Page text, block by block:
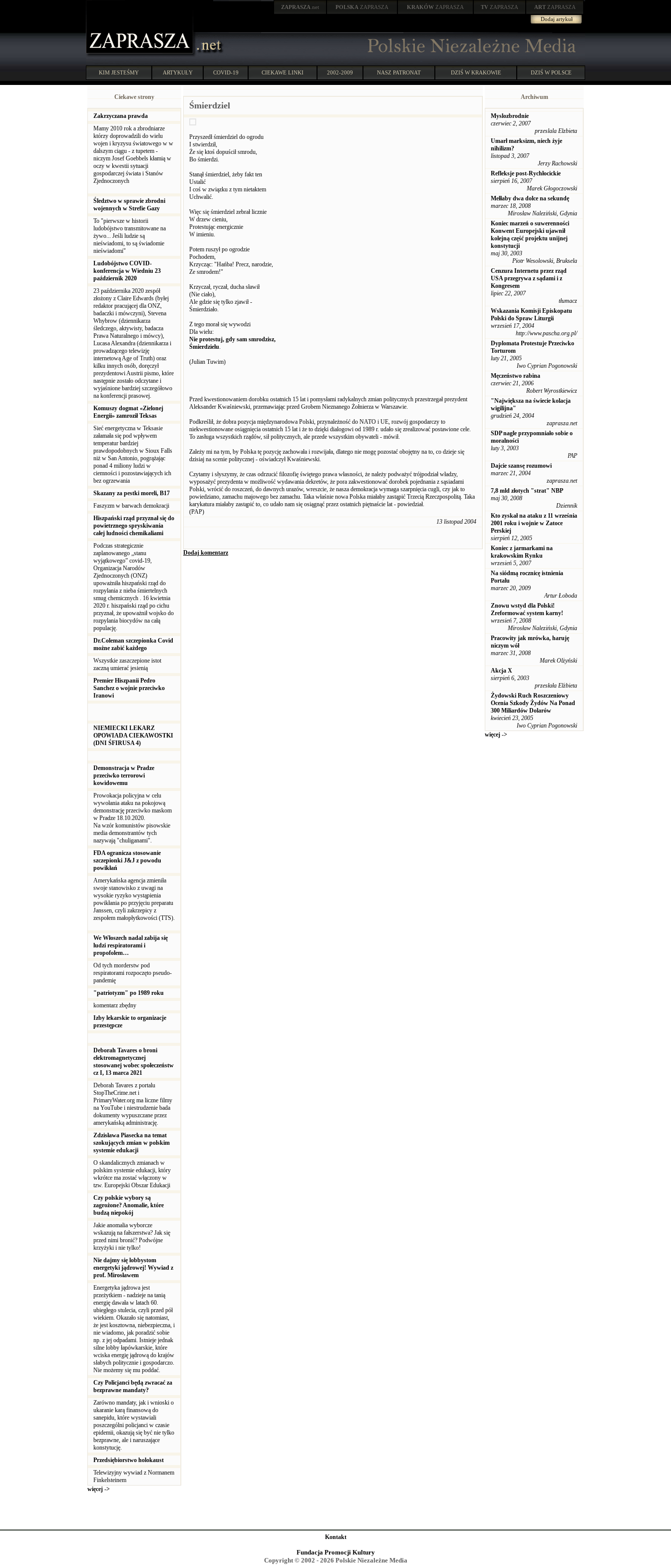
ZAPRASZA .net POLSKA ZAPRASZA KRAKÓW ZAPRASZA TV ZAPRASZA ART ZAPRASZA
Dodaj artykuł
KIM JESTEŚMY ARTYKUŁY COVID-19 CIEKAWE LINKI 2002-2009 NASZ PATRONAT DZIŚ W KRAKOWIE DZIŚ W POLSCE
Ciekawe strony
Zakrzyczana prawda
Mamy 2010 rok a zbrodniarze
którzy doprowadzili do wielu
wojen i kryzysu światowego w w
dalszym ciągu - z tupetem -
niczym Josef Goebbels kłamią w
oczy w kwestii sytuacji
gospodarczej świata i Stanów
Zjednoczonych
Śledztwo w sprawie zbrodni
wojennych w Strefie Gazy
To "pierwsze w historii
ludobójstwo transmitowane na
żywo... Jeśli ludzie są
nieświadomi, to są świadomie
nieświadomi"
Ludobójstwo COVID-
konferencja w Wiedniu 23
październik 2020
23 października 2020 zespół
złożony z Claire Edwards (byłej
redaktor pracującej dla ONZ,
badaczki i mówczyni), Stevena
Whybrow (dziennikarza
śledczego, aktywisty, badacza
Prawa Naturalnego i mówcy),
Lucasa Alexandra (dziennikarza i
prowadzącego telewizję
internetową Age of Truth) oraz
kilku innych osób, doręczył
prezydentowi Austrii pismo, które
następnie zostało odczytane i
wyjaśnione bardziej szczegółowo
na konferencji prasowej.
Komuszy dogmat «Zielonej
Energii» zamroził Teksas
Sieć energetyczna w Teksasie
załamała się pod wpływem
temperatur bardziej
prawdopodobnych w Sioux Falls
niż w San Antonio, pogrążając
ponad 4 miliony ludzi w
ciemności i pozostawiających ich
bez ogrzewania
Skazany za pestki moreli, B17
Faszyzm w barwach demokracji
Hiszpański rząd przyznał się do
powietrznego spryskiwania
całej ludności chemikaliami
Podczas strategicznie
zaplanowanego „stanu
wyjątkowego” covid-19,
Organizacja Narodów
Zjednoczonych (ONZ)
upoważniła hiszpański rząd do
rozpylania z nieba śmiertelnych
smug chemicznych . 16 kwietnia
2020 r. hiszpański rząd po cichu
przyznał, że upoważnił wojsko do
rozpylania biocydów na całą
populację.
Dr.Coleman szczepionka Covid
możne zabić każdego
Wszystkie zaszczepione istot
zaczną umierać jesienią
Premier Hiszpanii Pedro
Sanchez o wojnie przeciwko
Iranowi
NIEMIECKI LEKARZ
OPOWIADA CIEKAWOSTKI
(DNI ŚFIRUSA 4)
Demonstracja w Pradze
przeciwko terrorowi
kowidowemu
Prowokacja policyjna w celu
wywołania ataku na pokojową
demonstrację przeciwko maskom
w Pradze 18.10.2020.
Na wzór komunistów pisowskie
media demonstrantów tych
nazywają "chuliganami".
FDA ogranicza stosowanie
szczepionki J&J z powodu
powikłań
Amerykańska agencja zmieniła
swoje stanowisko z uwagi na
wysokie ryzyko wystąpienia
powikłania po przyjęciu preparatu
Janssen, czyli zakrzepicy z
zespołem małopłytkowości (TTS).
We Włoszech nadal zabija się
ludzi respiratorami i
propofolem…
Od tych morderstw pod
respiratorami rozpoczęto pseudo-
pandemię
"patriotyzm" po 1989 roku
komentarz zbędny
Izby lekarskie to organizacje
przestępcze
Deborah Tavares o broni
elektromagnetycznej
stosowanej wobec społeczeństw
cz I, 13 marca 2021
Deborah Tavares z portalu
StopTheCrime.net i
PrimaryWater.org ma liczne filmy
na YouTube i niestrudzenie bada
dokumenty wypuszczane przez
amerykańską administrację.
Zdzisława Piasecka na temat
szokujących zmian w polskim
systemie edukacji
O skandalicznych zmianach w
polskim systemie edukacji, który
wkrótce ma zostać włączony w
tzw. Europejski Obszar Edukacji
Czy polskie wybory są
zagrożone? Anomalie, które
budzą niepokój
Jakie anomalia wyborcze
wskazują na fałszerstwa? Jak się
przed nimi bronić? Podwójne
krzyżyki i nie tylko!
Nie dajmy się lobbystom
energetyki jądrowej! Wywiad z
prof. Mirosławem
Energetyka jądrowa jest
przeżytkiem - nadzieje na tanią
energię dawała w latach 60.
ubiegłego stulecia, czyli przed pół
wiekiem. Okazało się natomiast,
że jest kosztowna, niebezpieczna, i
nie wiadomo, jak poradzić sobie
np. z jej odpadami. Istnieje jednak
silne lobby łapówkarskie, które
wciska energię jądrową do krajów
słabych politycznie i gospodarczo.
Nie możemy się mu poddać.
Czy Policjanci będą zwracać za
bezprawne mandaty?
Zarówno mandaty, jak i wnioski o
ukaranie karą finansową do
sanepidu, które wystawiali
poszczególni policjanci w czasie
epidemii, okazują się być nie tylko
bezprawne, ale i naruszające
konstytucję.
Przedsiębiorstwo holokaust
Telewizyjny wywiad z Normanem
Finkelsteinem
więcej ->
Śmierdziel
Przyszedł śmierdziel do ogrodu
I stwierdził,
Że się ktoś dopuścił smrodu,
Bo śmierdzi.
Stanął śmierdziel, żeby fakt ten
Ustalić
I coś w związku z tym nietaktem
Uchwalić.
Więc się śmierdziel zebrał licznie
W drzew cieniu,
Protestując energicznie
W imieniu.
Potem ruszył po ogrodzie
Pochodem,
Krzycząc: "Hańba! Precz, narodzie,
Ze smrodem!"
Krzyczał, ryczał, ducha sławił
(Nie ciało),
Ale gdzie się tylko zjawił -
Śmierdziało.
Z tego morał się wywodzi
Dla wielu:
Nie protestuj, gdy sam smrodzisz,
Śmierdzielu.
(Julian Tuwim)
Przed kwestionowaniem dorobku ostatnich 15 lat i pomysłami radykalnych zmian politycznych przestrzegał prezydent
Aleksander Kwaśniewski, przemawiając przed Grobem Nieznanego Żołnierza w Warszawie.
Podkreślił, że dobra pozycja międzynarodowa Polski, przynależność do NATO i UE, rozwój gospodarczy to
niekwestionowane osiągnięcia ostatnich 15 lat i że to dzięki dialogowi od 1989 r. udało się zrealizować postawione cele.
To zasługa wszystkich rządów, sił politycznych, ale przede wszystkim obywateli - mówił.
Zależy mi na tym, by Polska tę pozycję zachowała i rozwijała, dlatego nie mogę pozostać obojętny na to, co dzieje się
dzisiaj na scenie politycznej - oświadczył Kwaśniewski.
Czytamy i słyszymy, że czas odrzucić filozofię świętego prawa własności, że należy podważyć trójpodział władzy,
wyposażyć prezydenta w możliwość wydawania dekretów, że pora zakwestionować dorobek pojednania z sąsiadami
Polski, wrócić do roszczeń, do dawnych urazów, wreszcie, że nasza demokracja wymaga szarpnięcia cugli, czy jak to
powiedziano, zamachu majowego bez zamachu. Taka właśnie nowa Polska miałaby zastąpić Trzecią Rzeczpospolitą. Taka
karykatura miałaby zastąpić to, co udało nam się osiągnąć przez ostatnich piętnaście lat - powiedział.
(PAP)
13 listopad 2004
Dodaj komentarz
Archiwum
Myslozbrodnie
czerwiec 2, 2007
przeslala Elzbieta
Umarł marksizm, niech żyje
nihilizm?
listopad 3, 2007
Jerzy Rachowski
Refleksje post-Rychłocickie
sierpień 16, 2007
Marek Głogoczowski
Mełłaby dwa dolce na sekundę
marzec 18, 2008
Mirosław Naleziński, Gdynia
Koniec marzeń o suwerenności
Konwent Europejski ujawnił
kolejną część projektu unijnej
konstytucji
maj 30, 2003
Piotr Wesolowski, Bruksela
Cenzura Internetu przez rząd
USA przegrywa z sądami i z
Kongresem
lipiec 22, 2007
tłumacz
Wskazania Komisji Episkopatu
Polski do Spraw Liturgii
wrzesień 17, 2004
http://www.pascha.org.pl/
Dyplomata Protestuje Przeciwko
Torturom
luty 21, 2005
Iwo Cyprian Pogonowski
Męczeństwo rabina
czerwiec 21, 2006
Robert Wyrostkiewicz
"Największa na świecie kolacja
wigilijna"
grudzień 24, 2004
zaprasza.net
SDP nagle przypomniało sobie o
moralności
luty 3, 2003
PAP
Dajcie szansę rozumowi
marzec 21, 2004
zaprasza.net
7,8 mld złotych "strat" NBP
maj 30, 2008
Dziennik
Kto zyskał na ataku z 11 września
2001 roku i wojnie w Zatoce
Perskiej
sierpień 12, 2005
Koniec z jarmarkami na
krakowskim Rynku
wrzesień 5, 2007
Na siódmą rocznicę istnienia
Portalu
marzec 20, 2009
Artur Łoboda
Znowu wstyd dla Polski!
Zreformować system karny!
wrzesień 7, 2008
Mirosław Naleziński, Gdynia
Pracowity jak mrówka, haruję
niczym wół
marzec 31, 2008
Marek Olżyński
Akcja X
sierpień 6, 2003
przesłała Elżbieta
Żydowski Ruch Roszczeniowy
Ocenia Szkody Żydów Na Ponad
300 Miliardów Dolarów
kwiecień 23, 2005
Iwo Cyprian Pogonowski
więcej ->
Kontakt
Fundacja Promocji Kultury
Copyright © 2002 - 2026 Polskie Niezależne Media